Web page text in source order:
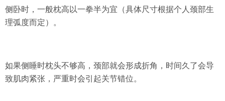
侧卧时，一般枕高以一拳半为宜 （具体尺寸根据个人颈部生
理弧度而定）。
如果侧睡时枕头不够高， 颈部就会形成折角 ，时间久了会导
致肌肉紧张，严重时会引起关节错位。